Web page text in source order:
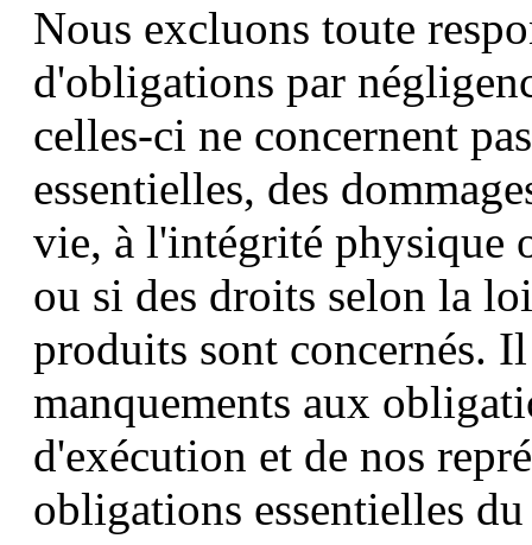
Nous excluons toute
d'obligations par
celles-ci ne concernent
essentielles, des
vie, à l'intégrité physique
ou si des droits selon la
produits sont concernés.
manquements aux
d'exécution et de nos
obligations essentielles